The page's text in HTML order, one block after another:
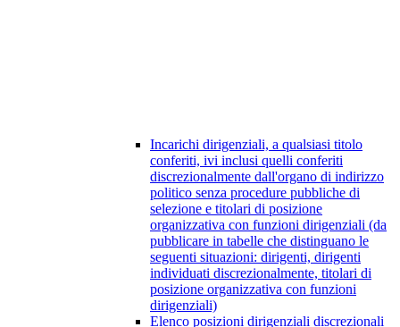
Incarichi dirigenziali, a qualsiasi titolo
conferiti, ivi inclusi quelli conferiti
discrezionalmente dall'organo di indirizzo
politico senza procedure pubbliche di
selezione e titolari di posizione
organizzativa con funzioni dirigenziali (da
pubblicare in tabelle che distinguano le
seguenti situazioni: dirigenti, dirigenti
individuati discrezionalmente, titolari di
posizione organizzativa con funzioni
dirigenziali)
Elenco posizioni dirigenziali discrezionali